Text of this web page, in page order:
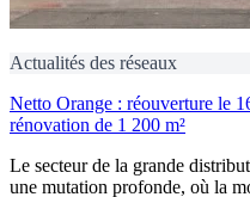
Actualités des réseaux
Netto Orange : réouverture le
rénovation de 1 200 m²
Le secteur de la grande
une mutation profonde, où la